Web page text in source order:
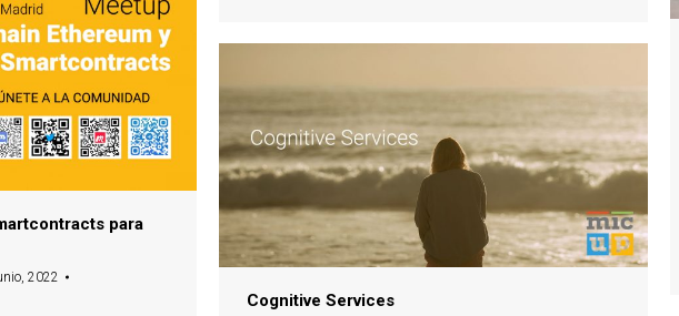
para
2022
Cognitive Services